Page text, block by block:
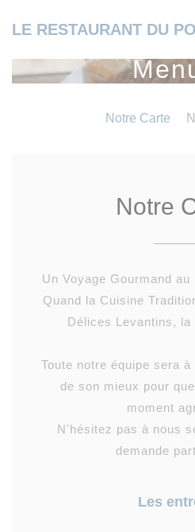
LE RESTAURANT DU
Notre Carte
Notre
Un Voyage Gourmand
Quand la Cuisine
Délices Levantins, la
Toute notre équipe sera
de son mieux pour
moment
N'hésitez pas à nous
demande
Les